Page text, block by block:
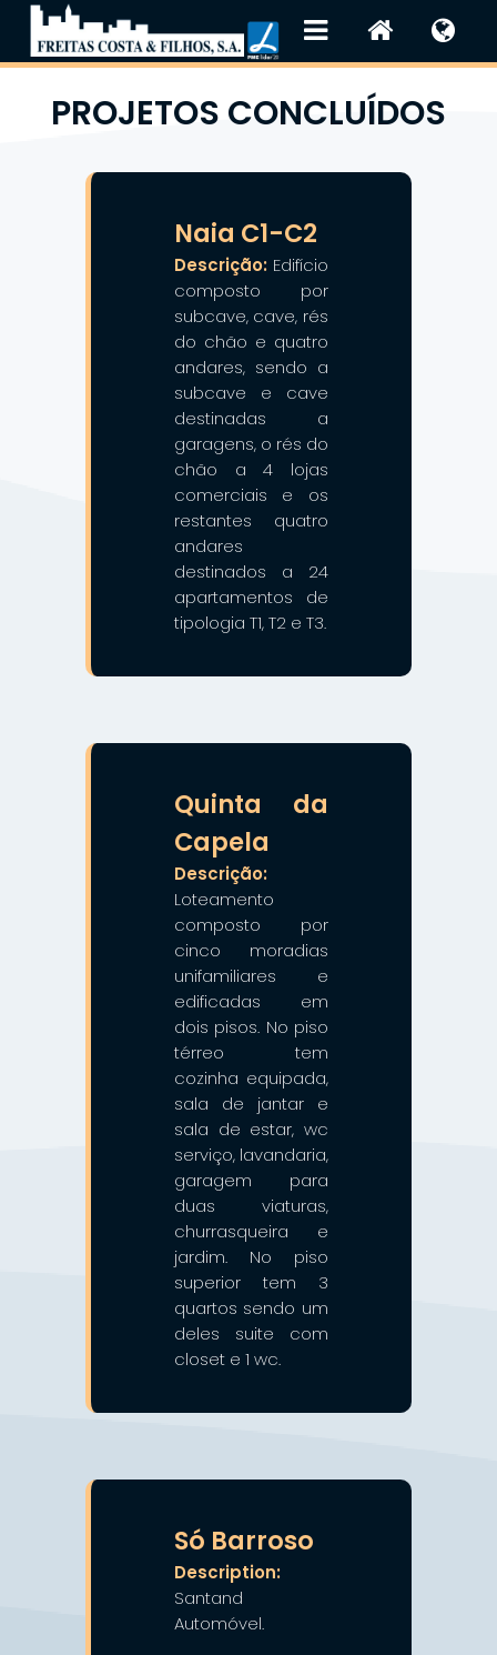
PROJETOS CONCLUÍDOS
Naia C1-C2
Descrição: Edifício
composto por
subcave, cave, rés
do chão e quatro
andares, sendo a
subcave e cave
destinadas a
garagens, o rés do
chão a 4 lojas
comerciais e os
restantes quatro
andares
destinados a 24
apartamentos de
tipologia T1, T2 e T3.
Quinta da
Capela
Descrição:
Loteamento
composto por
cinco moradias
unifamiliares e
edificadas em
dois pisos. No piso
térreo tem
cozinha equipada,
sala de jantar e
sala de estar, wc
serviço, lavandaria,
garagem para
duas viaturas,
churrasqueira e
jardim. No piso
superior tem 3
quartos sendo um
deles suite com
closet e 1 wc.
Só Barroso
Description:
Santand
Automóvel.